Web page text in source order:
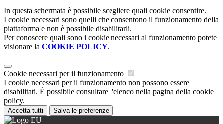
In questa schermata è possibile scegliere quali cookie consentire.
I cookie necessari sono quelli che consentono il funzionamento della
piattaforma e non è possibile disabilitarli.
Per conoscere quali sono i cookie necessari al funzionamento potete
visionare la COOKIE POLICY.
Cookie necessari per il funzionamento
I cookie necessari per il funzionamento non possono essere
disabilitati. È possibile consultare l'elenco nella pagina della cookie
policy.
Accetta tutti Salva le preferenze